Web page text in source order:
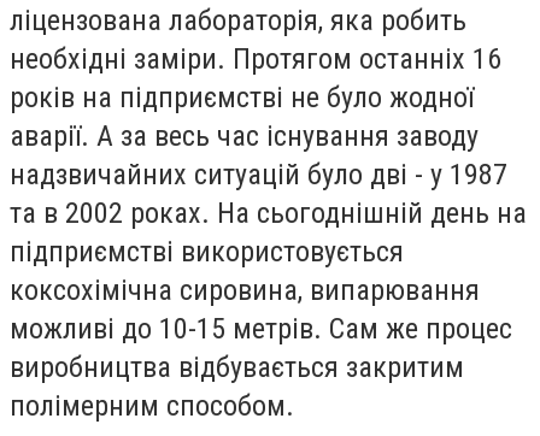
ліцензована лабораторія, яка робить
необхідні заміри. Протягом останніх 16
років на підприємстві не було жодної
аварії. А за весь час існування заводу
надзвичайних ситуацій було дві - у 1987
та в 2002 роках. На сьогоднішній день на
підприємстві використовується
коксохімічна сировина, випарювання
можливі до 10-15 метрів. Сам же процес
виробництва відбувається закритим
полімерним способом.